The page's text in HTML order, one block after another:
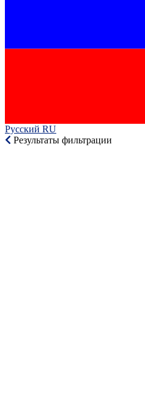
Русский RU‎
Результаты фильтрации